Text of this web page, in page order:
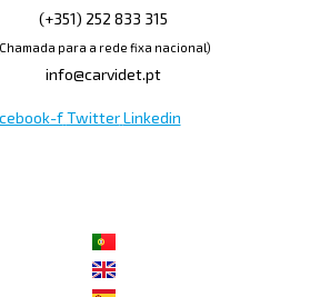
(+351) 252 833 315
para a rede fixa nacional)
info@carvidet.pt
f Twitter Linkedin